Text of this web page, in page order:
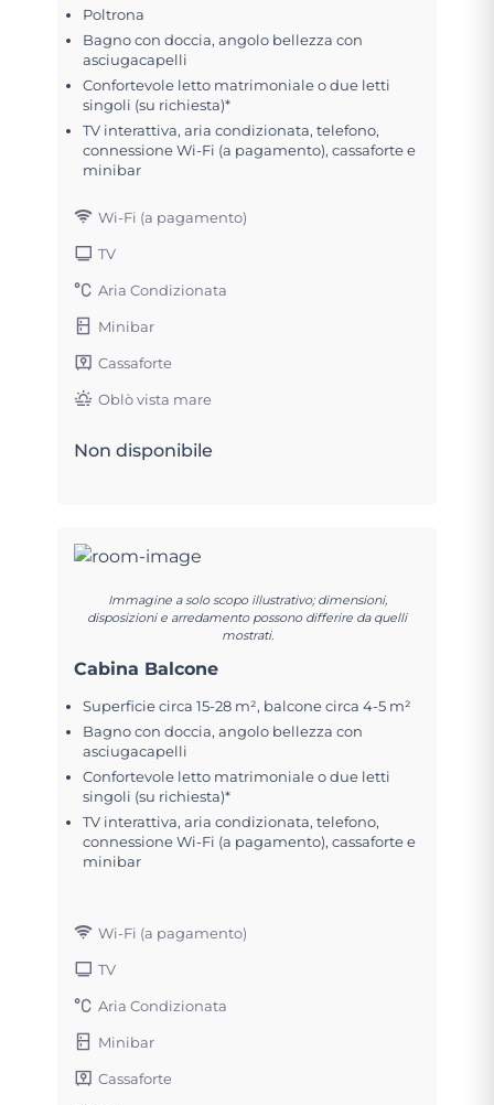
Poltrona
Bagno con doccia, angolo bellezza con
asciugacapelli
Confortevole letto matrimoniale o due letti
singoli (su richiesta)*
TV interattiva, aria condizionata, telefono,
connessione Wi-Fi (a pagamento), cassaforte e
minibar
Wi-Fi (a pagamento)
TV
Aria Condizionata
Minibar
Cassaforte
Oblò vista mare
Non disponibile
Immagine a solo scopo illustrativo; dimensioni,
disposizioni e arredamento possono differire da quelli
mostrati.
Cabina Balcone
Superficie circa 15-28 m², balcone circa 4-5 m²
Bagno con doccia, angolo bellezza con
asciugacapelli
Confortevole letto matrimoniale o due letti
singoli (su richiesta)*
TV interattiva, aria condizionata, telefono,
connessione Wi-Fi (a pagamento), cassaforte e
minibar
Wi-Fi (a pagamento)
TV
Aria Condizionata
Minibar
Cassaforte